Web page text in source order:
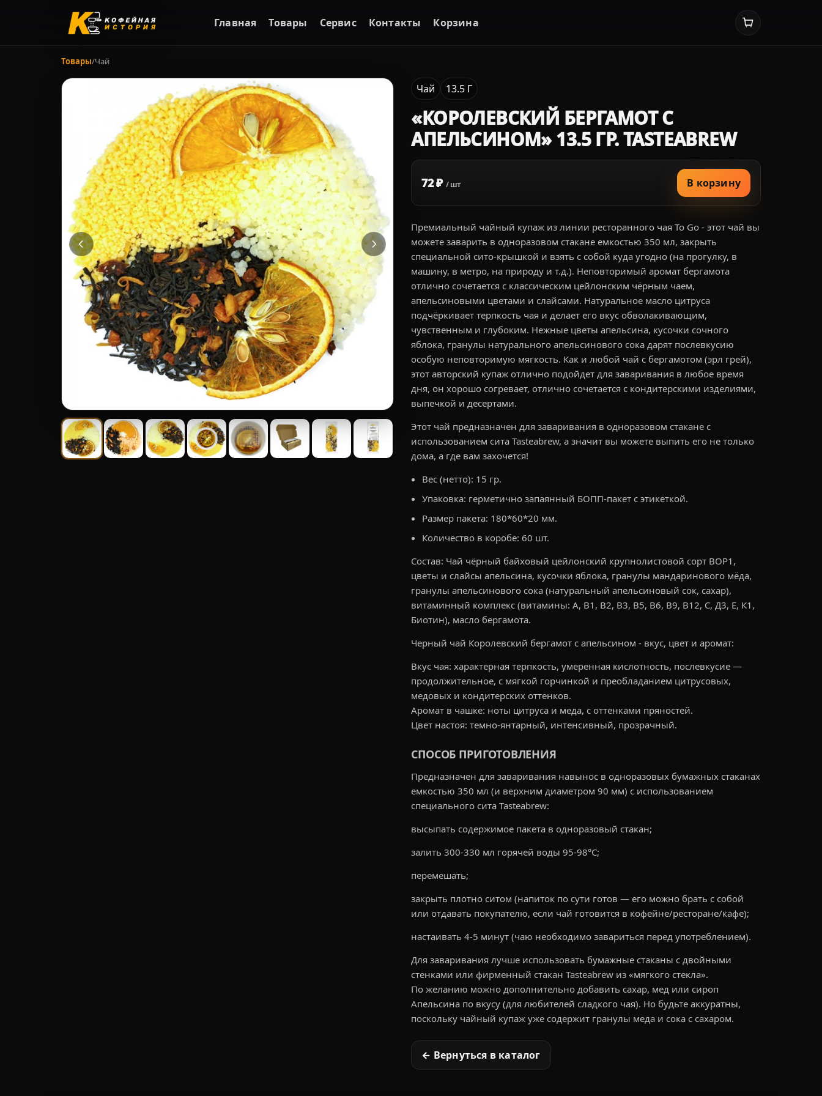
Главная Товары Сервис Контакты Корзина
Товары/Чай
Чай 13.5 Г
«КОРОЛЕВСКИЙ БЕРГАМОТ С
АПЕЛЬСИНОМ» 13.5 ГР. TASTEABREW
72 ₽ / шт В корзину
Премиальный чайный купаж из линии ресторанного чая To Go - этот чай вы
можете заварить в одноразовом стакане емкостью 350 мл, закрыть
специальной сито-крышкой и взять с собой куда угодно (на прогулку, в
машину, в метро, на природу и т.д.). Неповторимый аромат бергамота
отлично сочетается с классическим цейлонским чёрным чаем,
апельсиновыми цветами и слайсами. Натуральное масло цитруса
подчёркивает терпкость чая и делает его вкус обволакивающим,
чувственным и глубоким. Нежные цветы апельсина, кусочки сочного
яблока, гранулы натурального апельсинового сока дарят послевкусию
особую неповторимую мягкость. Как и любой чай с бергамотом (эрл грей),
этот авторский купаж отлично подойдет для заваривания в любое время
дня, он хорошо согревает, отлично сочетается с кондитерскими изделиями,
выпечкой и десертами.
Этот чай предназначен для заваривания в одноразовом стакане с
использованием сита Tasteabrew, а значит вы можете выпить его не только
дома, а где вам захочется!
Вес (нетто): 15 гр.
Упаковка: герметично запаянный БОПП-пакет с этикеткой.
Размер пакета: 180*60*20 мм.
Количество в коробе: 60 шт.
Состав: Чай чёрный байховый цейлонский крупнолистовой сорт BOP1,
цветы и слайсы апельсина, кусочки яблока, гранулы мандаринового мёда,
гранулы апельсинового сока (натуральный апельсиновый сок, сахар),
витаминный комплекс (витамины: А, В1, В2, В3, В5, В6, В9, В12, С, Д3, Е, К1,
Биотин), масло бергамота.
Черный чай Королевский бергамот с апельсином - вкус, цвет и аромат:
Вкус чая: характерная терпкость, умеренная кислотность, послевкусие —
продолжительное, с мягкой горчинкой и преобладанием цитрусовых,
медовых и кондитерских оттенков.
Аромат в чашке: ноты цитруса и меда, с оттенками пряностей.
Цвет настоя: темно-янтарный, интенсивный, прозрачный.
СПОСОБ ПРИГОТОВЛЕНИЯ
Предназначен для заваривания навынос в одноразовых бумажных стаканах
емкостью 350 мл (и верхним диаметром 90 мм) с использованием
специального сита Tasteabrew:
высыпать содержимое пакета в одноразовый стакан;
залить 300-330 мл горячей воды 95-98°С;
перемешать;
закрыть плотно ситом (напиток по сути готов — его можно брать с собой
или отдавать покупателю, если чай готовится в кофейне/ресторане/кафе);
настаивать 4-5 минут (чаю необходимо завариться перед употреблением).
Для заваривания лучше использовать бумажные стаканы с двойными
стенками или фирменный стакан Tasteabrew из «мягкого стекла».
По желанию можно дополнительно добавить сахар, мед или сироп
Апельсина по вкусу (для любителей сладкого чая). Но будьте аккуратны,
поскольку чайный купаж уже содержит гранулы меда и сока с сахаром.
← Вернуться в каталог